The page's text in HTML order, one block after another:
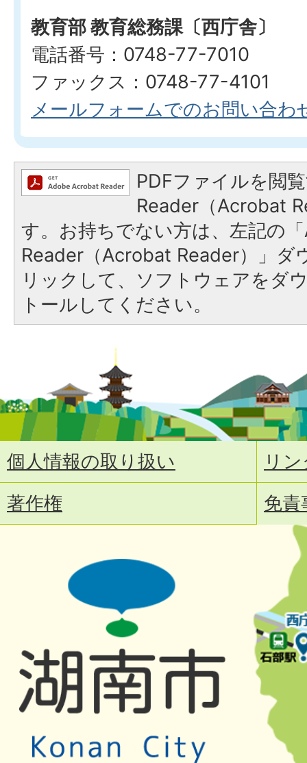
教育部 教育総務課〔西庁舎〕
電話番号：0748-77-7010
ファックス：0748-77-4101
メールフォームでのお問い合わ
PDFファイルを閲
Reader（Acrobat
す。お持ちでない方は、左記の
Reader（Acrobat Reader）」ダ
リックして、ソフトウェアをダ
トールしてください。
個人情報の取り扱い
リ
著作権
免責